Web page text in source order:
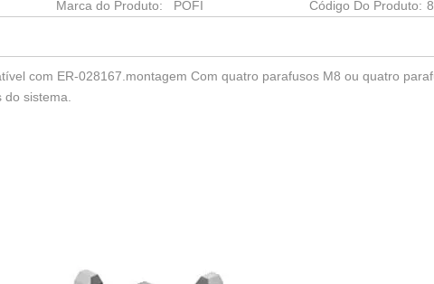
Marca do Produto: POFI Código Do Produto:
com ER-028167.montagem Com quatro parafusos M8 ou quatro
sistema.